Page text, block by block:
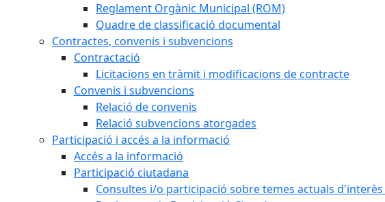
Reglament Orgànic Municipal (ROM)
Quadre de classificació documental
Contractes, convenis i subvencions
Contractació
Licitacions en tràmit i modificacions de contracte
Convenis i subvencions
Relació de convenis
Relació subvencions atorgades
Participació i accés a la informació
Accés a la informació
Participació ciutadana
Consultes i/o participació sobre temes actuals d'interès